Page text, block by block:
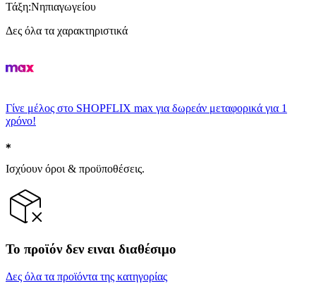
Τάξη:Νηπιαγωγείου
Δες όλα τα χαρακτηριστικά
Γίνε μέλος στο SHOPFLIX max για δωρεάν μεταφορικά για 1
χρόνο!
Ισχύουν όροι & προϋποθέσεις.
Το προϊόν δεν ειναι διαθέσιμο
Δες όλα τα προϊόντα της κατηγορίας